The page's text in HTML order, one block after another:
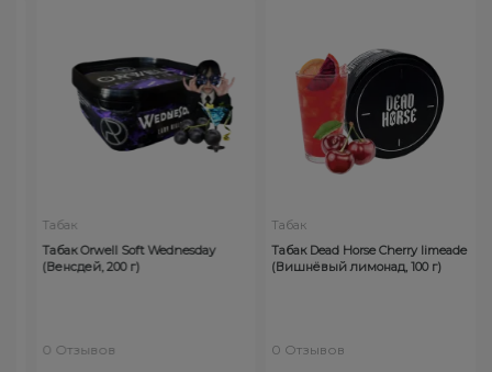
Табак
Табак Orwell Soft Wednesday
(Венсдей, 200 г)
0 Отзывов
Табак
Табак Dead Horse Cherry limeade
(Вишнёвый лимонад, 100 г)
0 Отзывов